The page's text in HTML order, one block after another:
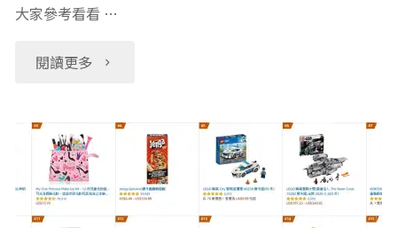
北
內
市
大家參考看看 …
閱讀更多
"Amazon
進